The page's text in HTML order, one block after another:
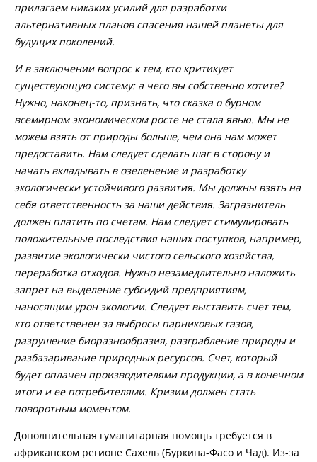
прилагаем никаких усилий для разработки
альтернативных планов спасения нашей планеты для
будущих поколений.
И в заключении вопрос к тем, кто критикует
существующую систему: а чего вы собственно хотите?
Нужно, наконец-то, признать, что сказка о бурном
всемирном экономическом росте не стала явью. Мы не
можем взять от природы больше, чем она нам может
предоставить. Нам следует сделать шаг в сторону и
начать вкладывать в озеленение и разработку
экологически устойчивого развития. Мы должны взять на
себя ответственность за наши действия. Загразнитель
должен платить по счетам. Нам следует стимулировать
положительные последствия наших поступков, например,
развитие экологически чистого сельского хозяйства,
переработка отходов. Нужно незамедлительно наложить
запрет на выделение субсидий предприятиям,
наносящим урон экологии. Следует выставить счет тем,
кто ответственен за выбросы парниковых газов,
разрушение биоразнообразия, разграбление природы и
разбазаривание природных ресурсов. Счет, который
будет оплачен производителями продукции, а в конечном
итоги и ее потребителями. Кризим должен стать
поворотным моментом.
Дополнительная гуманитарная помощь требуется в
африканском регионе Сахель (Буркина-Фасо и Чад). Из-за